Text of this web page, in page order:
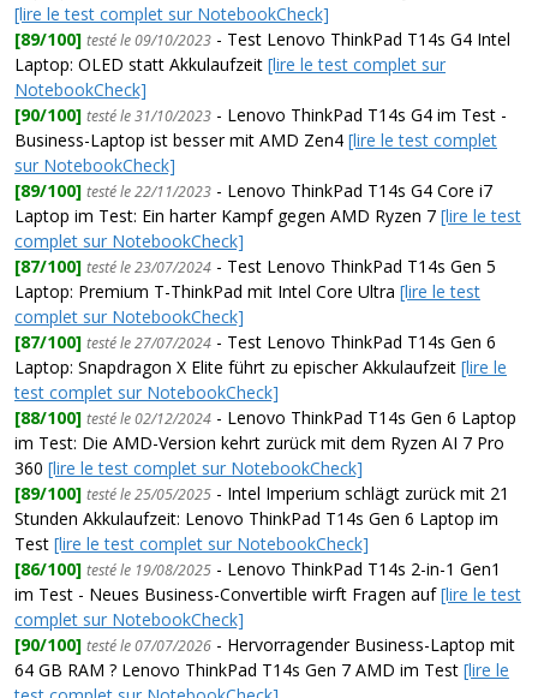
[lire le test complet sur NotebookCheck]
[89/100] testé le 09/10/2023 - Test Lenovo ThinkPad T14s G4 Intel
Laptop: OLED statt Akkulaufzeit [lire le test complet sur
NotebookCheck]
[90/100] testé le 31/10/2023 - Lenovo ThinkPad T14s G4 im Test -
Business-Laptop ist besser mit AMD Zen4 [lire le test complet
sur NotebookCheck]
[89/100] testé le 22/11/2023 - Lenovo ThinkPad T14s G4 Core i7
Laptop im Test: Ein harter Kampf gegen AMD Ryzen 7 [lire le test
complet sur NotebookCheck]
[87/100] testé le 23/07/2024 - Test Lenovo ThinkPad T14s Gen 5
Laptop: Premium T-ThinkPad mit Intel Core Ultra [lire le test
complet sur NotebookCheck]
[87/100] testé le 27/07/2024 - Test Lenovo ThinkPad T14s Gen 6
Laptop: Snapdragon X Elite führt zu epischer Akkulaufzeit [lire le
test complet sur NotebookCheck]
[88/100] testé le 02/12/2024 - Lenovo ThinkPad T14s Gen 6 Laptop
im Test: Die AMD-Version kehrt zurück mit dem Ryzen AI 7 Pro
360 [lire le test complet sur NotebookCheck]
[89/100] testé le 25/05/2025 - Intel Imperium schlägt zurück mit 21
Stunden Akkulaufzeit: Lenovo ThinkPad T14s Gen 6 Laptop im
Test [lire le test complet sur NotebookCheck]
[86/100] testé le 19/08/2025 - Lenovo ThinkPad T14s 2-in-1 Gen1
im Test - Neues Business-Convertible wirft Fragen auf[lire le test
complet sur NotebookCheck]
[90/100] testé le 07/07/2026 - Hervorragender Business-Laptop mit
64 GB RAM ? Lenovo ThinkPad T14s Gen 7 AMD im Test [lire le